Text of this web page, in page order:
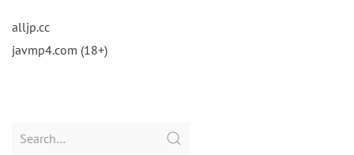
alljp.cc
javmp4.com (18+)
Search